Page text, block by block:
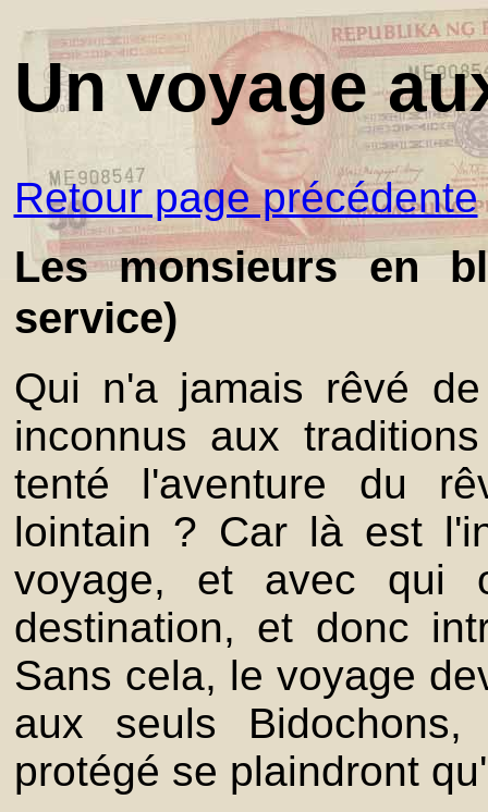
Un voyage
Retour page précédente
Les monsieurs en
service)
Qui n'a jamais rêvé
inconnus aux
tenté l'aventure du
lointain ? Car là est
voyage, et avec qui
destination, et donc
Sans cela, le voyage
aux seuls
protégé se plaindront